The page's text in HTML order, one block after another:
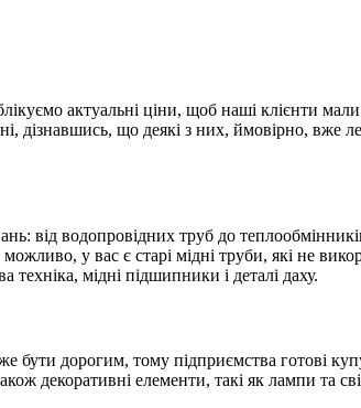
актуальні ціни, щоб наші клієнти
дізнавшись, що деякі з них, ймовірно, вже
від водопровідних труб до
у вас є старі мідні труби, які не
мідні підшипники і деталі даху.
бути дорогим, тому підприємства готові
декоративні елементи, такі як лампи та